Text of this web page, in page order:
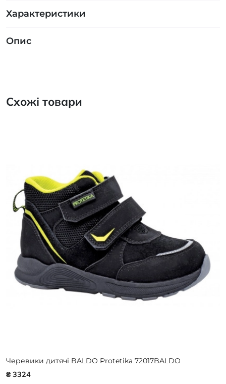
Характеристики
Опис
Схожі товари
Черевики дитячі BALDO Protetika 72017BALDO
₴ 3324